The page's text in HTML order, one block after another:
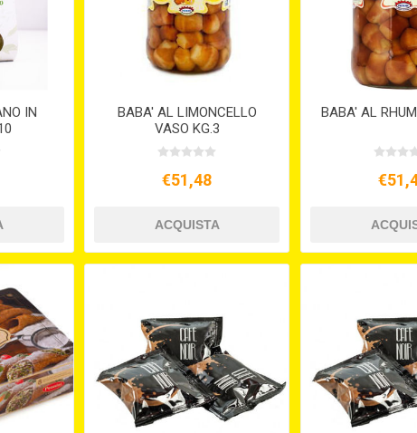
IN
BABA' AL LIMONCELLO
VASO KG.3
€51,48
BABA' AL